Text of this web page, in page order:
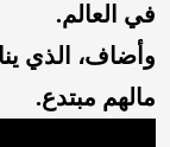
في العالم.
وأضاف، الذي
مالهم مبتدع.